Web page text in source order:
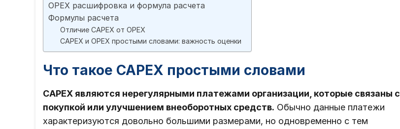
OPEX расшифровка и формула расчета
Формулы расчета
Отличие CAPEX от OPEX
CAPEX и OPEX простыми словами: важность оценки
Что такое CAPEX простыми словами
CAPEX являются нерегулярными платежами организации, которые связаны с
покупкой или улучшением внеоборотных средств. Обычно данные платежи
характеризуются довольно большими размерами, но одновременно с тем